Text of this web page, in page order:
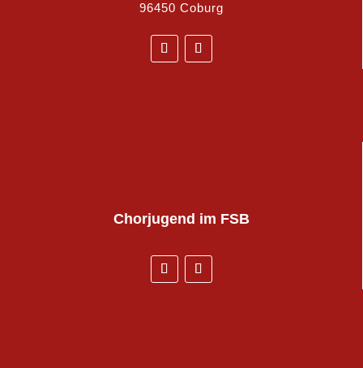
96450 Coburg
Chorjugend im FSB